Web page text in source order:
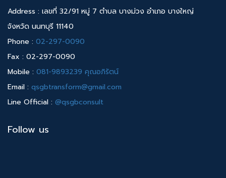
Address : เลขที่ 32/91 หมู่ 7 ตำบล บางม่วง อำเภอ บางใหญ่
จังหวัด นนทบุรี 11140
Phone : 02-297-0090
Fax : 02-297-0090
Mobile : 081-9893239 คุณอภิรัตน์
Email : qsgbtransform@gmail.com
Line Official : @qsgbconsult
Follow us